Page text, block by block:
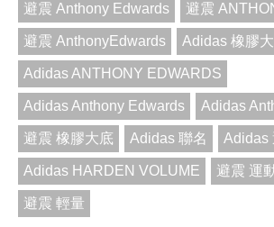
避震 Anthony Edwards 避震
避震 AnthonyEdwards Adidas 橡膠
Adidas ANTHONY EDWARDS
Adidas Anthony Edwards Adidas
避震 橡膠大底 Adidas 聯名 Adidas
Adidas HARDEN VOLUME 避震 運
避震 輕量